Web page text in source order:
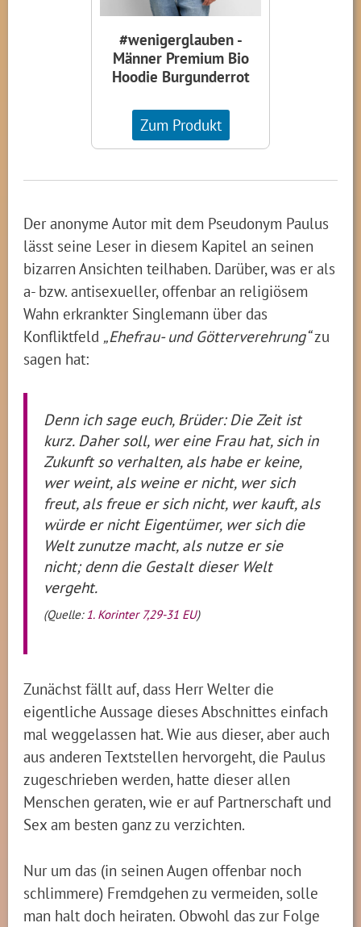
#wenigerglauben -
Männer Premium Bio
Hoodie Burgunderrot
Zum Produkt
Der anonyme Autor mit dem Pseudonym Paulus
lässt seine Leser in diesem Kapitel an seinen
bizarren Ansichten teilhaben. Darüber, was er als
a- bzw. antisexueller, offenbar an religiösem
Wahn erkrankter Singlemann über das
Konfliktfeld „Ehefrau- und Götterverehrung“zu
sagen hat:
Denn ich sage euch, Brüder: Die Zeit ist
kurz. Daher soll, wer eine Frau hat, sich in
Zukunft so verhalten, als habe er keine,
wer weint, als weine er nicht, wer sich
freut, als freue er sich nicht, wer kauft, als
würde er nicht Eigentümer, wer sich die
Welt zunutze macht, als nutze er sie
nicht; denn die Gestalt dieser Welt
vergeht.
(Quelle:1. Korinter 7,29-31 EU)
Zunächst fällt auf, dass Herr Welter die
eigentliche Aussage dieses Abschnittes einfach
mal weggelassen hat. Wie aus dieser, aber auch
aus anderen Textstellen hervorgeht, die Paulus
zugeschrieben werden, hatte dieser allen
Menschen geraten, wie er auf Partnerschaft und
Sex am besten ganz zu verzichten.
Nur um das (in seinen Augen offenbar noch
schlimmere) Fremdgehen zu vermeiden, solle
man halt doch heiraten. Obwohl das zur Folge